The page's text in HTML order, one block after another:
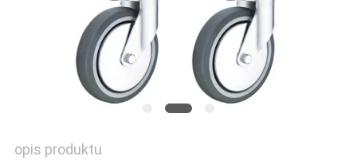
opis produktu